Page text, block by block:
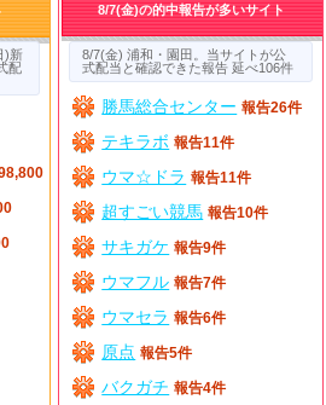
)新
配
8/7(金)の的中報告が多いサイト
8/7(金) 浦和・園田。当サイトが公
式配当と確認できた報告 延べ106件
勝馬総合センター 報告26件
テキラボ 報告11件
ウマ☆ドラ 報告11件
超すごい競馬 報告10件
サキガケ 報告9件
ウマフル 報告7件
ウマセラ 報告6件
原点 報告5件
バクガチ 報告4件